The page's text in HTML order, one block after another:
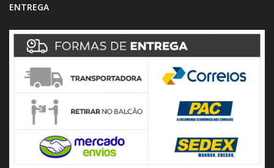
ENTREGA